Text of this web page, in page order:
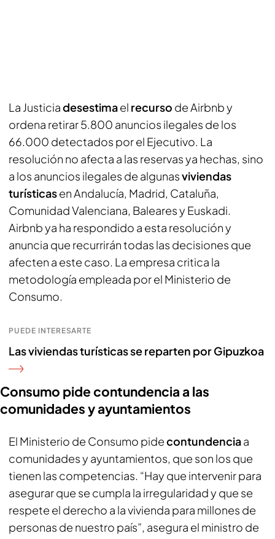
La Justiciadesestimael recurso de Airbnb y
ordena retirar 5.800 anuncios ilegales de los
66.000 detectados por el Ejecutivo. La
resolución no afecta a las reservas ya hechas, sino
a los anuncios ilegales de algunasviviendas
turísticasen Andalucía, Madrid, Cataluña,
Comunidad Valenciana, Baleares y Euskadi.
Airbnb ya ha respondido a esta resolución y
anuncia que recurrirán todas las decisiones que
afecten a este caso. La empresa critica la
metodología empleada por el Ministerio de
Consumo.
PUEDE INTERESARTE
Las viviendas turísticas se reparten por Gipuzkoa
Consumo pide contundencia a las
comunidades y ayuntamientos
El Ministerio de Consumo pidecontundenciaa
comunidades y ayuntamientos, que son los que
tienen las competencias. “Hay que intervenir para
asegurar que se cumpla la irregularidad y que se
respete el derecho a la vivienda para millones de
personas de nuestro país”, asegura el ministro de